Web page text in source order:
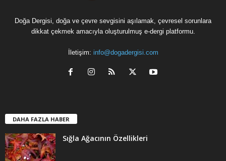
Doğa Dergisi, doğa ve çevre sevgisini aşılamak, çevresel sorunlara
dikkat çekmek amacıyla oluşturulmuş e-dergi platformu.
İletişim: info@dogadergisi.com
DAHA FAZLA HABER
Sığla Ağacının Özellikleri